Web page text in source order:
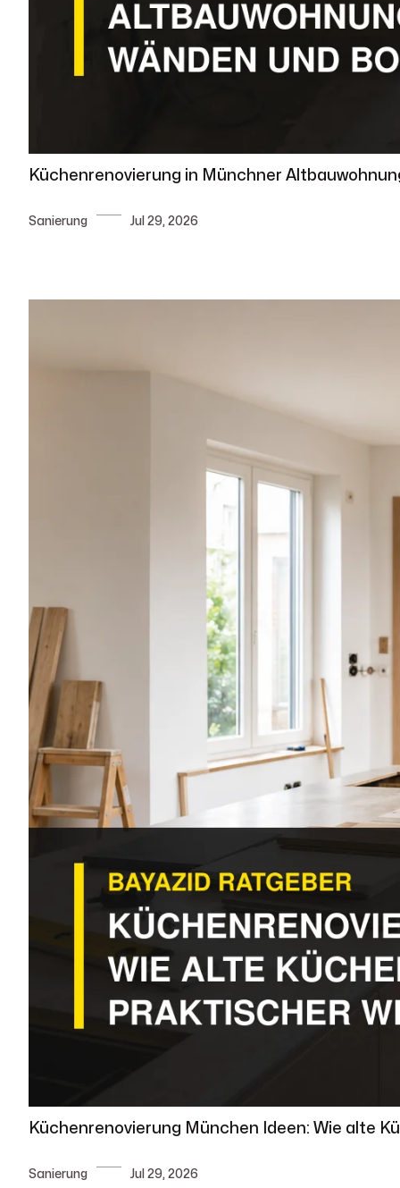
Küchenrenovierung in Münchner
Sanierung Jul 29, 2026
Küchenrenovierung München Ideen: Wie alte
Sanierung Jul 29, 2026